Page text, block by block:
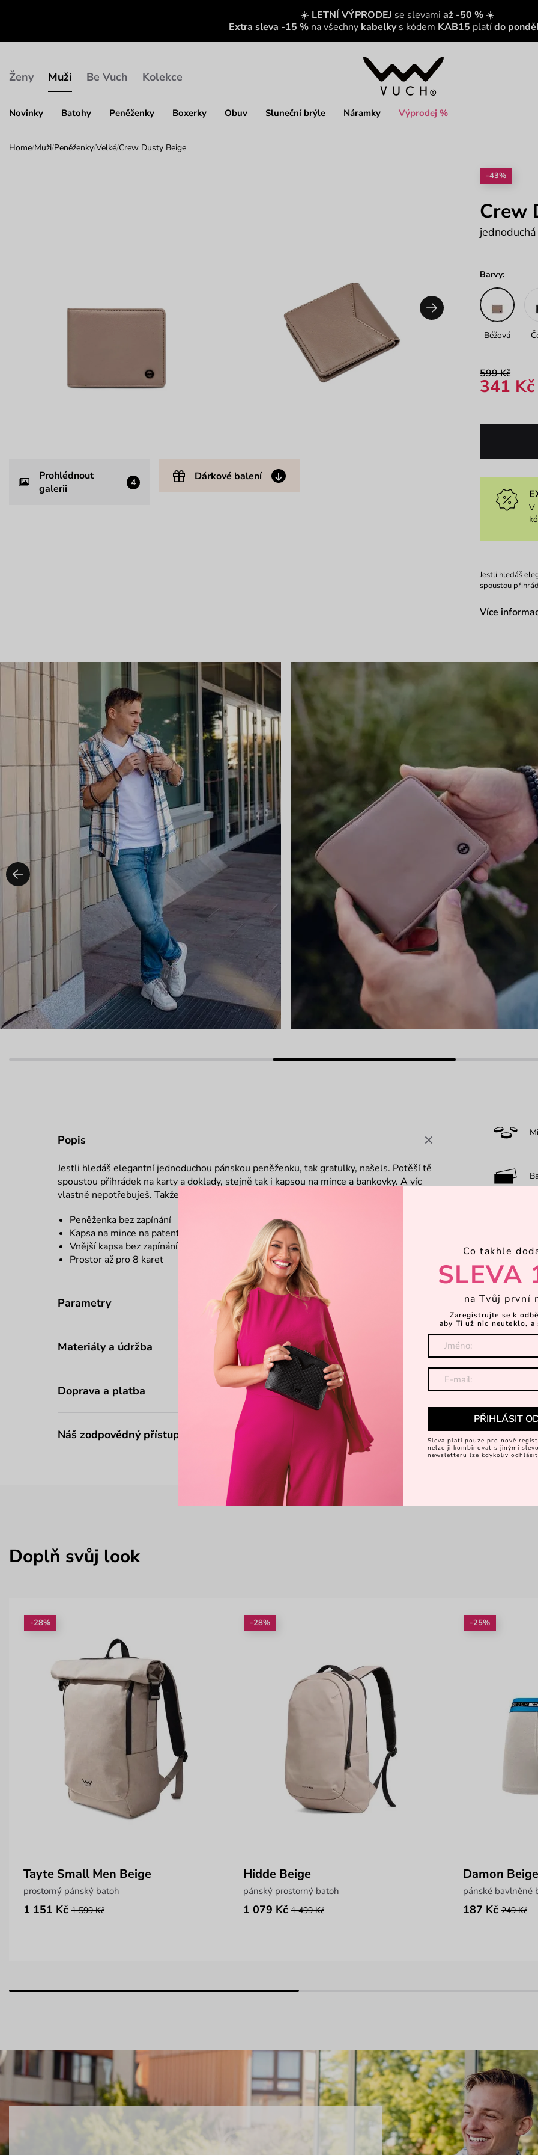
☀️ LETNÍ VÝPRODEJ se slevami až -50 % ☀️
Extra sleva -15 % na všechny kabelky s kódem KAB15 platído
Ženy Muži
Novinky Batohy Peněženky Boxerky Obuv Sluneční brýle Náramky Výprodej %
Be Vuch Kolekce
Home/Muži/Peněženky/Velké/Crew Dusty Beige
Prohlédnout
galerii
4 Dárkové balení
-43%
Crew
Barvy:
Béžová
599 Kč
341 Kč
V
Jestli hledáš
spoustou
Více
Popis
Jestli hledáš elegantní jednoduchou pánskou peněženku, tak gratulky, našels. Potěší tě
spoustou přihrádek na karty a doklady, stejně tak i kapsou na mince a bankovky. A víc
vlastně nepotřebuješ. Takže Jonas, to je to cos hledals.
Peněženka bez zapínání
Kapsa na mince na patent
Vnější kapsa bez zapínání
Prostor až pro 8 karet
Parametry
Materiály a údržba
Doprava a platba
Náš zodpovědný přístup
Doplň svůj look
-28%
Tayte Small Men Beige
prostorný pánský batoh
1 151 Kč 1 599 Kč
-28%
Hidde Beige
pánský prostorný batoh
1 079 Kč 1 499 Kč
-25%
Damon Beige
pánské bavlněné
187 Kč 249 Kč
Co takhle
SLEVA
na Tvůj první
Zaregistrujte se k
aby Ti už nic neuteklo, a
PŘIHLÁSIT
Sleva platí pouze pro nově
nelze ji kombinovat s jinými
newsletteru lze kdykoliv